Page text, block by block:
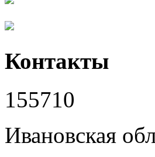
Контакты
155710
Ивановская